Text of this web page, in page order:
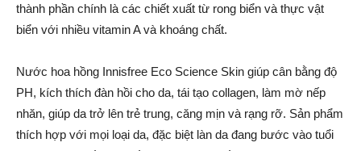
thành phần chính là các chiết xuất từ rong biển và thực vật
biển với nhiều vitamin A và khoáng chất.
Nước hoa hồng Innisfree Eco Science Skin giúp cân bằng độ
PH, kích thích đàn hồi cho da, tái tạo collagen, làm mờ nếp
nhăn, giúp da trở lên trẻ trung, căng mịn và rạng rỡ. Sản phẩm
thích hợp với mọi loại da, đặc biệt làn da đang bước vào tuổi